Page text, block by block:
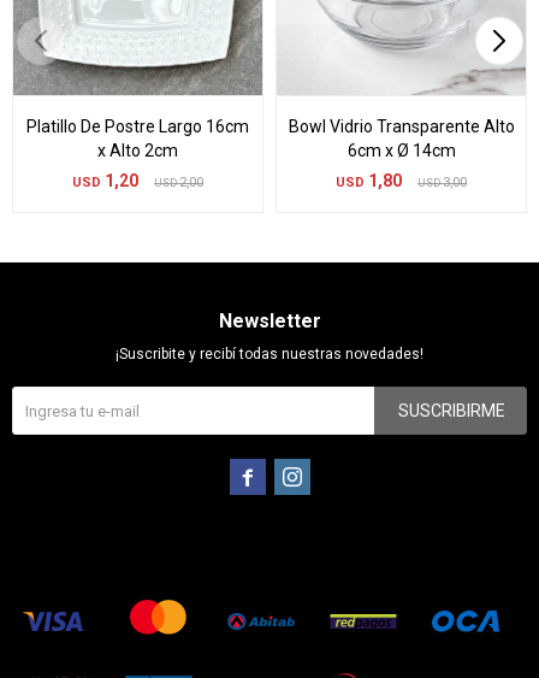
Platillo De Postre Largo 16cm
x Alto 2cm
USD 1,20 USD 2,00
Bowl Vidrio Transparente Alto
6cm x Ø 14cm
USD 1,80 USD 3,00
Newsletter
¡Suscribite y recibí todas nuestras novedades!
SUSCRIBIRME
 